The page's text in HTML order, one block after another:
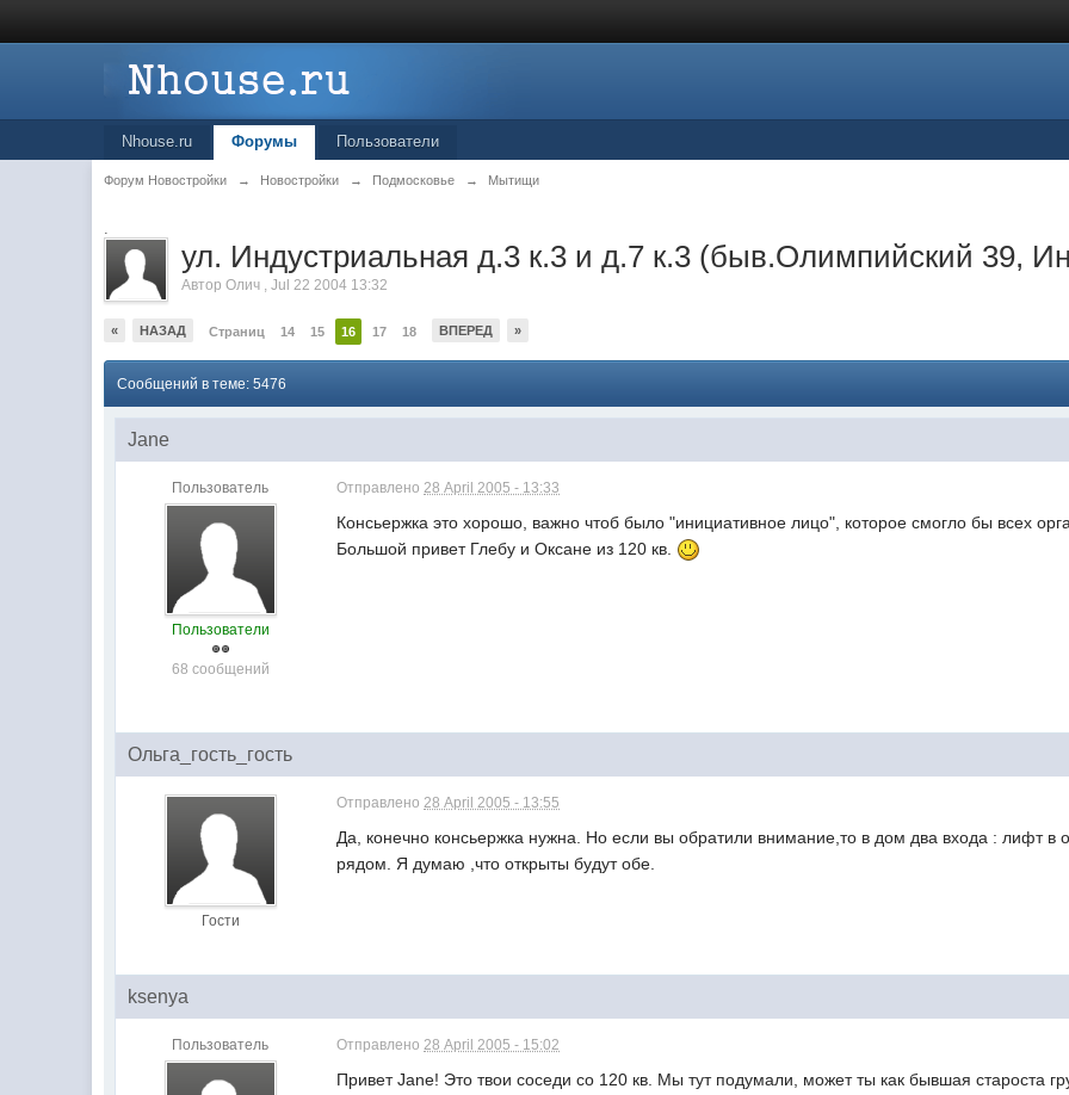
Nhouse.ru Форумы Пользователи
Форум Новостройки → Новостройки → Подмосковье → Мытищи
.
ул. Индустриальная д.3 к.3 и д.7 к.3 (быв.Олимпийский 39,
АвторОлич ,Jul 22 2004 13:32
« НАЗАД Страниц 14 15 16 17 18 ВПЕРЕД »
Сообщений в теме: 5476
Jane
Пользователь
Пользователи
68 сообщений
Отправлено28 April 2005 - 13:33
Консьержка это хорошо, важно чтоб было "инициативное лицо", которое смогло бы всех
Большой привет Глебу и Оксане из 120 кв.
Ольга_гость_гость
Гости
Отправлено28 April 2005 - 13:55
Да, конечно консьержка нужна. Но если вы обратили внимание,то в дом два входа : лифт в
рядом. Я думаю ,что открыты будут обе.
ksenya
Пользователь Отправлено28 April 2005 - 15:02
Привет Jane! Это твои соседи со 120 кв. Мы тут подумали, может ты как бывшая староста